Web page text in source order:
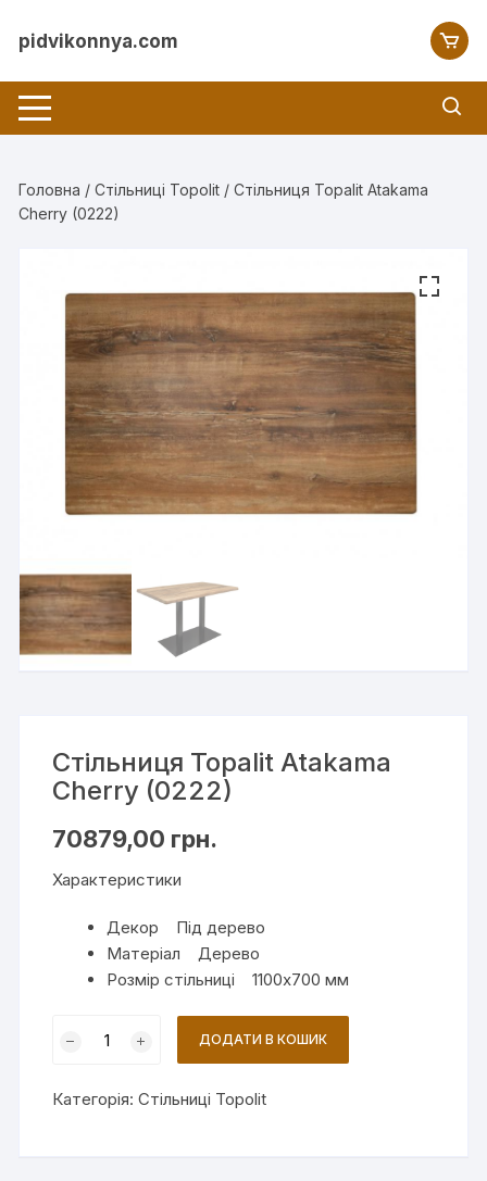
pidvikonnya.com
Головна /Стільниці Topolit / Стільниця Topalit Atakama
Cherry (0222)
Стільниця Topalit Atakama
Cherry (0222)
70879,00 грн.
Характеристики
Декор Під дерево
Матеріал Дерево
Розмір стільниці 1100х700 мм
Cherry
ДОДАТИ В КОШИК
Категорія:Стільниці Topolit